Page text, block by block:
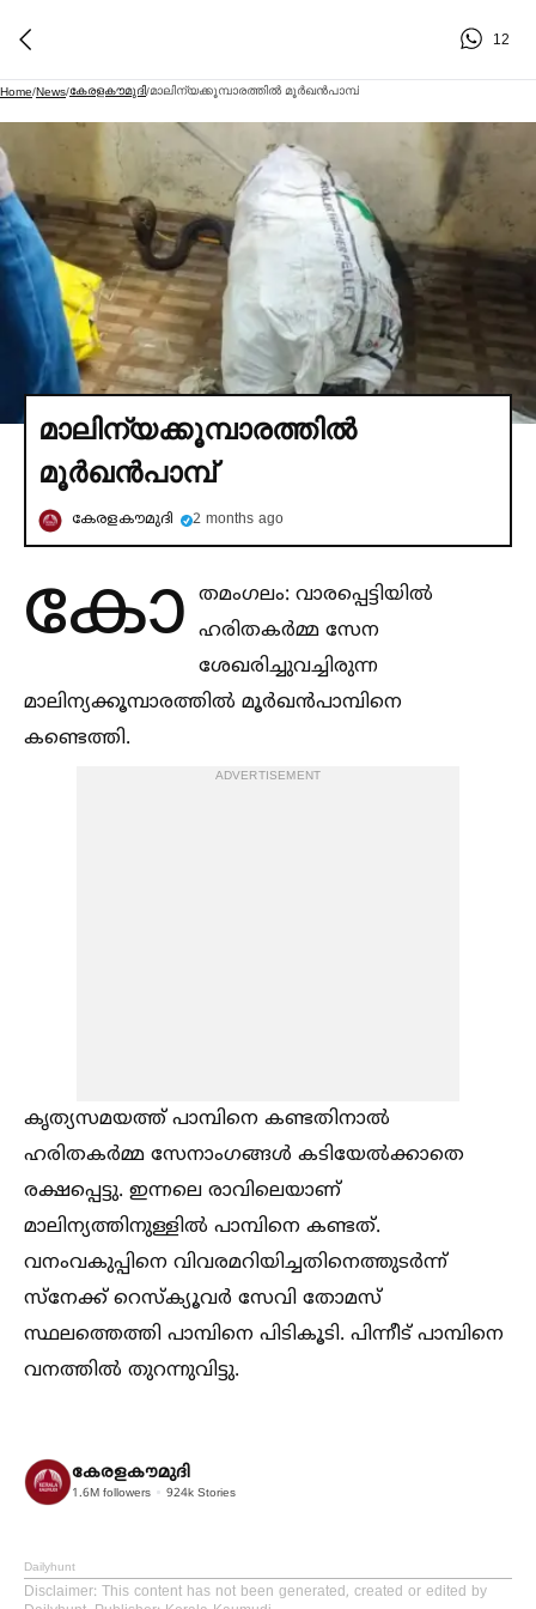
12
Home/News/കേരളകൗമുദി/മാലിന്യക്കൂമ്പാരത്തില്‍ മൂര്‍ഖൻപാമ്പ്
മാലിന്യക്കൂമ്പാരത്തില്‍
മൂര്‍ഖൻപാമ്പ്
കേരളകൗമുദി 2 months ago
കോ തമംഗലം: വാരപ്പെട്ടിയില്‍
ഹരിതകർമ്മ സേന
ശേഖരിച്ചുവച്ചിരുന്ന
മാലിന്യക്കൂമ്പാരത്തില്‍ മൂർഖൻപാമ്പിനെ
കണ്ടെത്തി.
ADVERTISEMENT
കൃത്യസമയത്ത് പാമ്പിനെ കണ്ടതിനാല്‍
ഹരിതകർമ്മ സേനാംഗങ്ങള്‍ കടിയേല്‍ക്കാതെ
രക്ഷപ്പെട്ടു. ഇന്നലെ രാവിലെയാണ്
മാലിന്യത്തിനുള്ളില്‍ പാമ്പിനെ കണ്ടത്.
വനംവകുപ്പിനെ വിവരമറിയിച്ചതിനെത്തുടർന്ന്
സ്നേക്ക് റെസ്ക്യൂവർ സേവി തോമസ്
സ്ഥലത്തെത്തി പാമ്പിനെ പിടികൂടി. പിന്നീട് പാമ്പിനെ
വനത്തില്‍ തുറന്നുവിട്ടു.
കേരളകൗമുദി
1.6M followers 924k Stories
Dailyhunt
Disclaimer: This content has not been generated, created or edited by